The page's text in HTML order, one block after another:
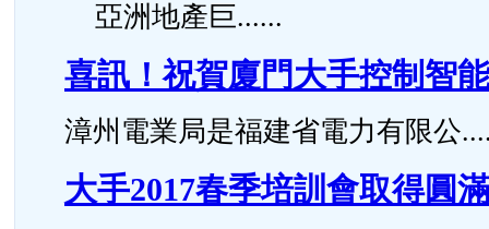
亞洲地產巨......
喜訊！祝賀廈門大手控制智
漳州電業局是福建省電力有限公
大手2017春季培訓會取得圓